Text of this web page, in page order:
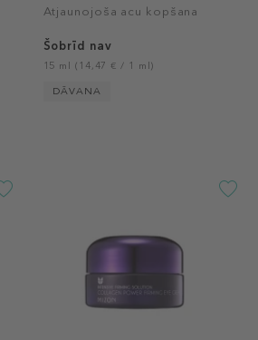
Atjaunojoša acu kopšana
Šobrīd nav
15 ml (14,47 € / 1 ml)
DĀVANA